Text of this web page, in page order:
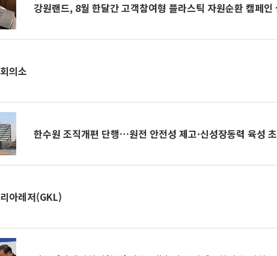
강원랜드, 8월 한달간 고객참여형 플라스틱 자원순환 캠페인
의소
한수원 조직개편 단행…원전 안전성 제고·신성장동력 육성
아레저(GKL)